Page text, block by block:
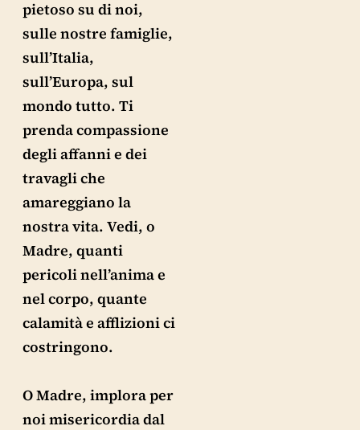
pietoso su di noi,
sulle nostre famiglie,
sull’Italia,
sull’Europa, sul
mondo tutto. Ti
prenda compassione
degli affanni e dei
travagli che
amareggiano la
nostra vita. Vedi, o
Madre, quanti
pericoli nell’anima e
nel corpo, quante
calamità e afflizioni ci
costringono.
O Madre, implora per
noi misericordia dal